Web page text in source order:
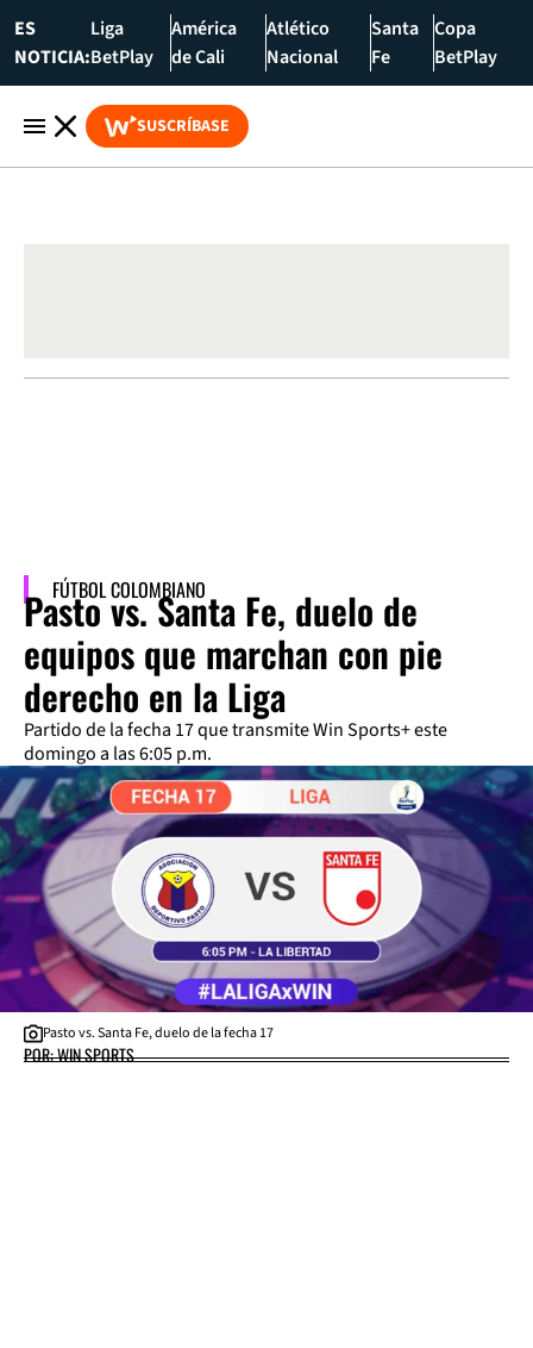
ES
NOTICIA:
Liga
BetPlay
América
de Cali
Atlético
Nacional
Santa
Fe
Copa
BetPlay
SUSCRÍBASE
FÚTBOL COLOMBIANO
Pasto vs. Santa Fe, duelo de
equipos que marchan con pie
derecho en la Liga
Partido de la fecha 17 que transmite Win Sports+ este
domingo a las 6:05 p.m.
Pasto vs. Santa Fe, duelo de la fecha 17
POR: WIN SPORTS